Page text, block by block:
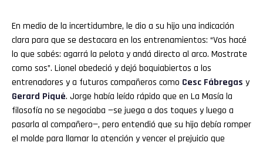
En medio de la incertidumbre, le dio a su hijo una indicación
clara para que se destacara en los entrenamientos: “Vos hacé
lo que sabés: agarrá la pelota y andá directo al arco. Mostrate
como sos”. Lionel obedeció y dejó boquiabiertos a los
entrenadores y a futuros compañeros como Cesc Fábregas y
Gerard Piqué. Jorge había leído rápido que en La Masía la
filosofía no se negociaba —se juega a dos toques y luego a
pasarla al compañero—, pero entendió que su hijo debía romper
el molde para llamar la atención y vencer el prejuicio que